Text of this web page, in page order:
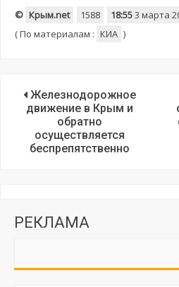
© Крым.net 1588 18:553 марта
(По материалам : КИА )
Железнодорожное
движение в Крым и
обратно
осуществляется
беспрепятственно
РЕКЛАМА